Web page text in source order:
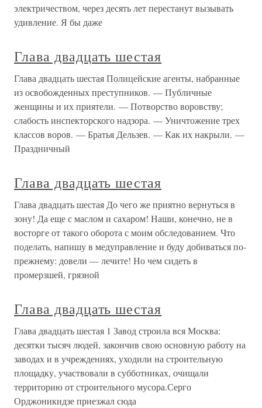
электричеством, через десять лет перестанут вызывать
удивление. Я бы даже
Глава двадцать шестая
Глава двадцать шестая Полицейские агенты, набранные
из освобожденных преступников. — Публичные
женщины и их приятели. — Потворство воровству;
слабость инспекторского надзора. — Уничтожение трех
классов воров. — Братья Дельзев. — Как их накрыли. —
Праздничный
Глава двадцать шестая
Глава двадцать шестая До чего же приятно вернуться в
зону! Да еще с маслом и сахаром! Наши, конечно, не в
восторге от такого оборота с моим обследованием. Что
поделать, напишу в медуправление и буду добиваться по-
прежнему: довели — лечите! Но чем сидеть в
промерзшей, грязной
Глава двадцать шестая
Глава двадцать шестая 1 Завод строила вся Москва:
десятки тысяч людей, закончив свою основную работу на
заводах и в учреждениях, уходили на строительную
площадку, участвовали в субботниках, очищали
территорию от строительного мусора.Серго
Орджоникидзе приезжал сюда